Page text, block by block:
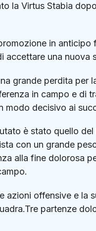
la Virtus Stabia
in
una nuova
grande perdita per
in campo e di
modo decisivo ai
è stato quello
con un grande
alla fine dolorosa
azioni offensive e la
partenze